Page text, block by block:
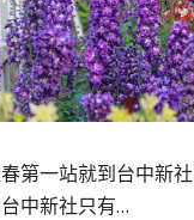
第一站就到台中新
中新社只有…